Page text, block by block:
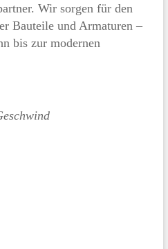
Wir sorgen für den
Bauteile und Armaturen –
bis zur modernen